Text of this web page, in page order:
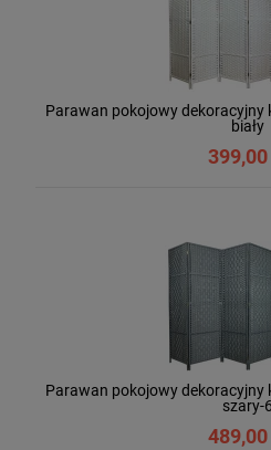
Parawan pokojowy dekoracyjny
biały
399,00
Parawan pokojowy dekoracyjny
szary-6
489,00